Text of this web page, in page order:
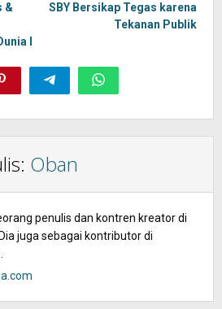
&
I
SBY Bersikap Tegas karena
Tekanan Publik
Oban
penulis dan kontren kreator di
juga sebagai kontributor di